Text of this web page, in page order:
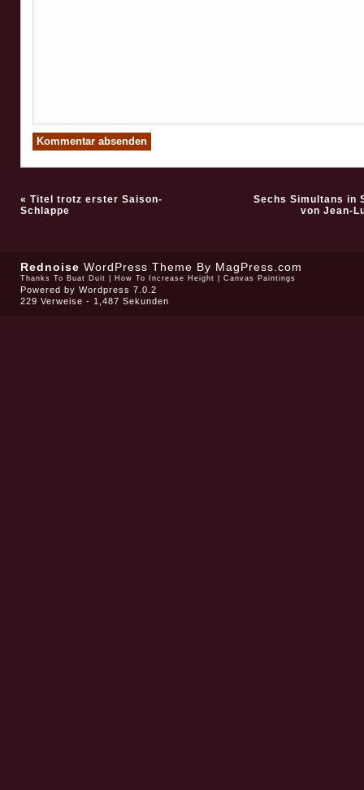
« Titel trotz erster Saison-
Schlappe
Sechs Simultans in
von Jean-
Rednoise WordPress Theme By MagPress.com
Thanks To Buat Duit How To Increase Height Canvas Paintings
Powered by Wordpress 7.0.2
229 Verweise - 1,487 Sekunden